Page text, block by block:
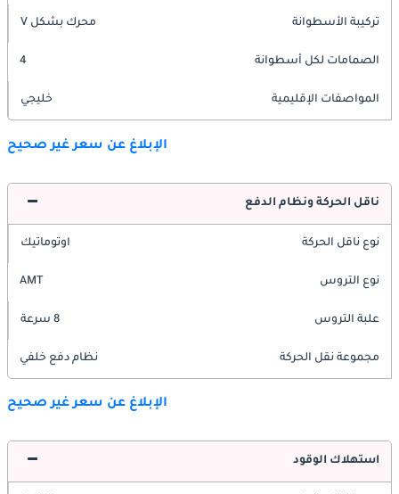
تركيبة الأسطوانة محرك بشكل V
الصمامات لكل أسطوانة 4
المواصفات الإقليمية خليجي
الإبلاغ عن سعر غير صحيح
ناقل الحركة ونظام الدفع
نوع ناقل الحركة اوتوماتيك
نوع التروس AMT
علبة التروس 8 سرعة
مجموعة نقل الحركة نظام دفع خلفي
الإبلاغ عن سعر غير صحيح
استهلاك الوقود